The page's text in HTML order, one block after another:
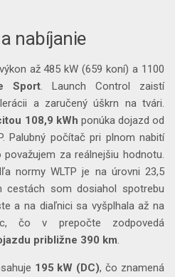
nabíjanie
až 485 kW (659 koní) a 1100
Sport. Launch Control zaistí
a zaručený úškrn na tvári.
108,9 kWh ponúka dojazd od
Palubný počítač pri plnom nabití
za reálnejšiu hodnotu.
normy WLTP je na úrovni 23,5
cestách som dosiahol spotrebu
a na diaľnici sa vyšplhala až na
čo v prepočte zodpovedá
približne 390 km.
195 kW (DC), čo znamená